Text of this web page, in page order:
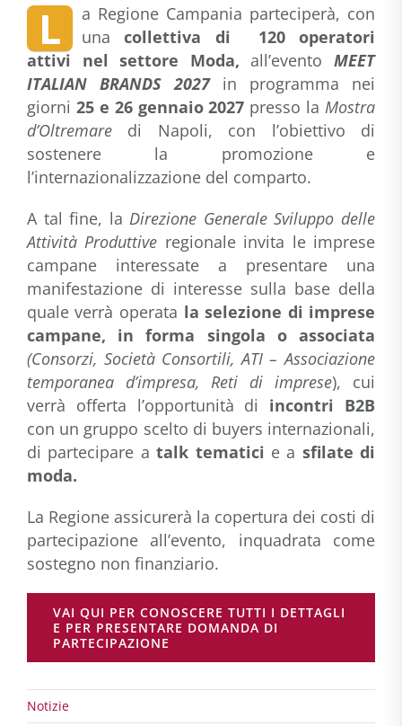
L
a Regione Campania parteciperà, con
una collettiva di
120 operatori
attivi nel settore Moda, all’eventoMEET
ITALIAN BRANDS 2027 in programma nei
giorni 25 e 26 gennaio 2027 presso laMostra
d’Oltremaredi Napoli, con l’obiettivo di
sostenere la promozione e
l’internazionalizzazione del comparto.
A tal fine, laDirezione Generale Sviluppo delle
Attività Produttive regionale invita le imprese
campane interessate a presentare una
manifestazione di interesse sulla base della
quale verrà operata la selezione di imprese
campane, in forma singola o associata
(Consorzi, Società Consortili, ATI – Associazione
temporanea d’impresa, Reti di imprese), cui
verrà offerta l’opportunità di incontri B2B
con un gruppo scelto di buyers internazionali,
di partecipare atalk tematici e a sfilate di
moda.
La Regione assicurerà la copertura dei costi di
partecipazione all’evento, inquadrata come
sostegno non finanziario.
VAI QUI PER CONOSCERE TUTTI I DETTAGLI
E PER PRESENTARE DOMANDA DI
PARTECIPAZIONE
Notizie